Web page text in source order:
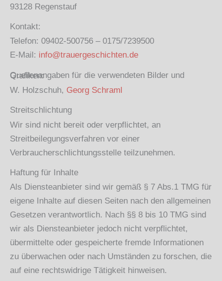
93128 Regenstauf
Kontakt:
Telefon: 09402-500756 – 0175/7239500
E-Mail: info@trauergeschichten.de
Quellenangaben für die verwendeten Bilder und Grafiken:
W. Holzschuh, Georg Schraml
Streitschlichtung
Wir sind nicht bereit oder verpflichtet, an
Streitbeilegungsverfahren vor einer
Verbraucherschlichtungsstelle teilzunehmen.
Haftung für Inhalte
Als Diensteanbieter sind wir gemäß § 7 Abs.1 TMG für
eigene Inhalte auf diesen Seiten nach den allgemeinen
Gesetzen verantwortlich. Nach §§ 8 bis 10 TMG sind
wir als Diensteanbieter jedoch nicht verpflichtet,
übermittelte oder gespeicherte fremde Informationen
zu überwachen oder nach Umständen zu forschen, die
auf eine rechtswidrige Tätigkeit hinweisen.